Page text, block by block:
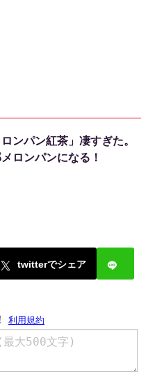
ンパン紅茶」凄すぎた。
ロンパンになる！
twitterでシェア